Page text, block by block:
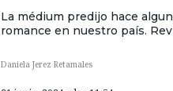
La médium predijo hace
romance en nuestro país.
Daniela Jerez Retamales